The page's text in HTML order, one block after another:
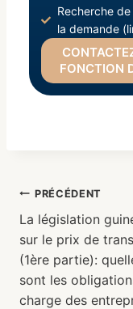
Recherche
la demande
FONCTION
PRÉCÉDENT
La législation
sur le prix de
(1ère partie):
sont les
charge des